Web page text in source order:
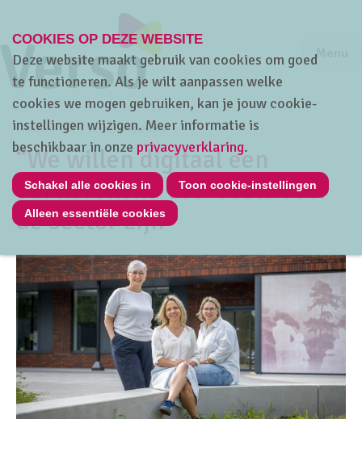
Jump
Menu
Home Over Verso Nieuws
“We willen digitaal een
baanbrekend voorbeeld voor
de sector zijn”
COOKIES OP DEZE WEBSITE
Deze website maakt gebruik van cookies om goed
te functioneren. Als je wilt aanpassen welke
cookies we mogen gebruiken, kan je jouw cookie-
instellingen wijzigen. Meer informatie is
beschikbaar in onze privacyverklaring.
Schakel alle cookies in Toon cookie-instellingen
Alleen essentiële cookies